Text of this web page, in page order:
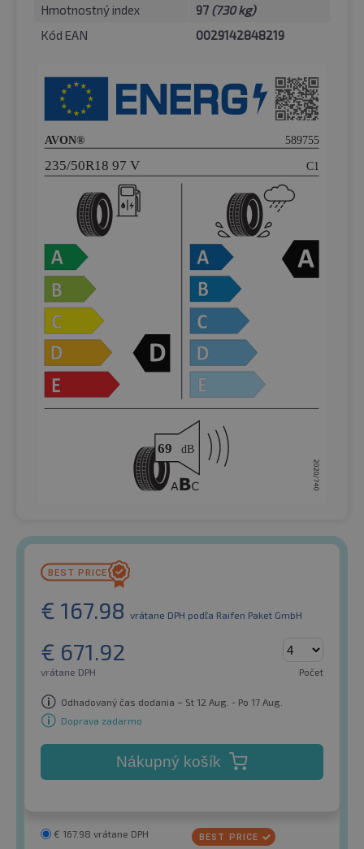
Hmotnostný index
97 (730 kg)
Kód EAN
0029142848219
€ 167.98 vrátane DPH podľa Raifen Paket GmbH
€ 671.92
vrátane DPH Počet
Odhadovaný čas dodania – St 12 Aug. - Po 17 Aug.
Doprava zadarmo
Nákupný košík
€ 167.98 vrátane DPH